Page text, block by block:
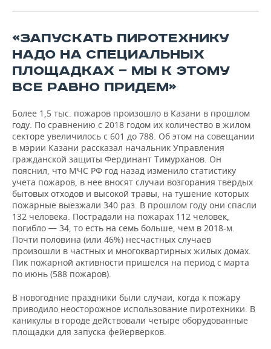
ФИГУРНОЕ КАТАНИЕ
ВОДНЫЕ ВИДЫ СПОРТА
ХОККЕЙ С МЯЧОМ
МЕДИЦИНА
ОБРАЗОВАНИЕ
ПРОИСШЕСТВИЯ
«ЗАПУСКАТЬ ПИРОТЕХНИКУ
НАДО НА СПЕЦИАЛЬНЫХ
ПЛОЩАДКАХ — МЫ К ЭТОМУ
ВСЕ РАВНО ПРИДЕМ»
Более 1,5 тыс. пожаров произошло в Казани в прошлом
году. По сравнению с 2018 годом их количество в жилом
секторе увеличилось с 601 до 788. Об этом на совещании
в мэрии Казани рассказал начальник Управления
гражданской защиты Фердинант Тимурханов. Он
пояснил, что МЧС РФ год назад изменило статистику
учета пожаров, в нее вносят случаи возгорания твердых
бытовых отходов и высокой травы, на тушение которых
пожарные выезжали 340 раз. В прошлом году они спасли
132 человека. Пострадали на пожарах 112 человек,
погибло — 34, то есть на семь больше, чем в 2018-м.
Почти половина (или 46%) несчастных случаев
произошли в частных и многоквартирных жилых домах.
Пик пожарной активности пришелся на период с марта
по июнь (588 пожаров).
В новогодние праздники были случаи, когда к пожару
приводило неосторожное использование пиротехники. В
каникулы в городе действовали четыре оборудованные
площадки для запуска фейерверков.